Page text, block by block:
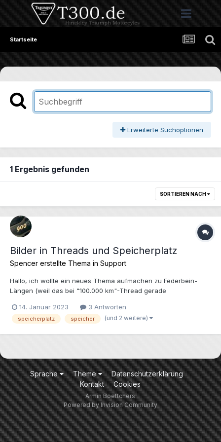
Startseite
Erweiterte Suchoptionen
1 Ergebnis gefunden
SORTIEREN NACH
Bilder in Threads und Speicherplatz
Spencer erstellte Thema in Support
Hallo, ich wollte ein neues Thema aufmachen zu Federbein-
Längen (weil das bei "100.000 km"-Thread gerade
kByte), aber mir stehen dafür nur noch 123 kByte zur Verfügung,
obwohl ich bei meinen alten Threads, wenn sie sich denn
14. Januar 2023 3 Antworten
speicherplatz speicher (und 2 weitere)
Sprache Theme
Datenschutzerklärung
Kontakt
Cookies
Armin Boettchers
Powered by Invision Community